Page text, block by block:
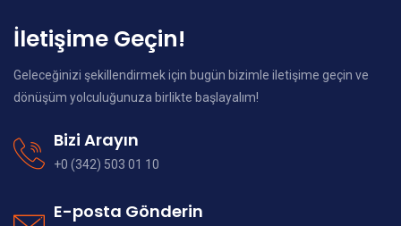
İletişime Geçin!
Geleceğinizi şekillendirmek için bugün bizimle iletişime geçin ve
dönüşüm yolculuğunuza birlikte başlayalım!
Bizi Arayın
+0 (342) 503 01 10
E-posta Gönderin